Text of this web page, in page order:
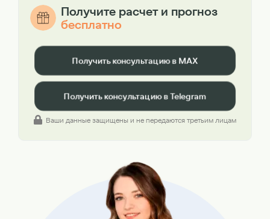
Получите расчет и прогноз
бесплатно
Получить консультацию в MAX
Получить консультацию в Telegram
Ваши данные защищены и не передаются третьим лицам